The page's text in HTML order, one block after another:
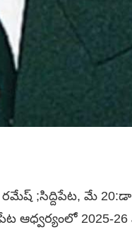
రమేష్ ;సిద్దిపేట, మే
ఆధ్వర్యంలో 2025-